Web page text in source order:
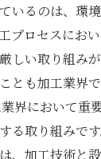
いるのは、環
プロセスにお
しい取り組み
とも加工業界
界において重
る取り組みで
、加工技術と